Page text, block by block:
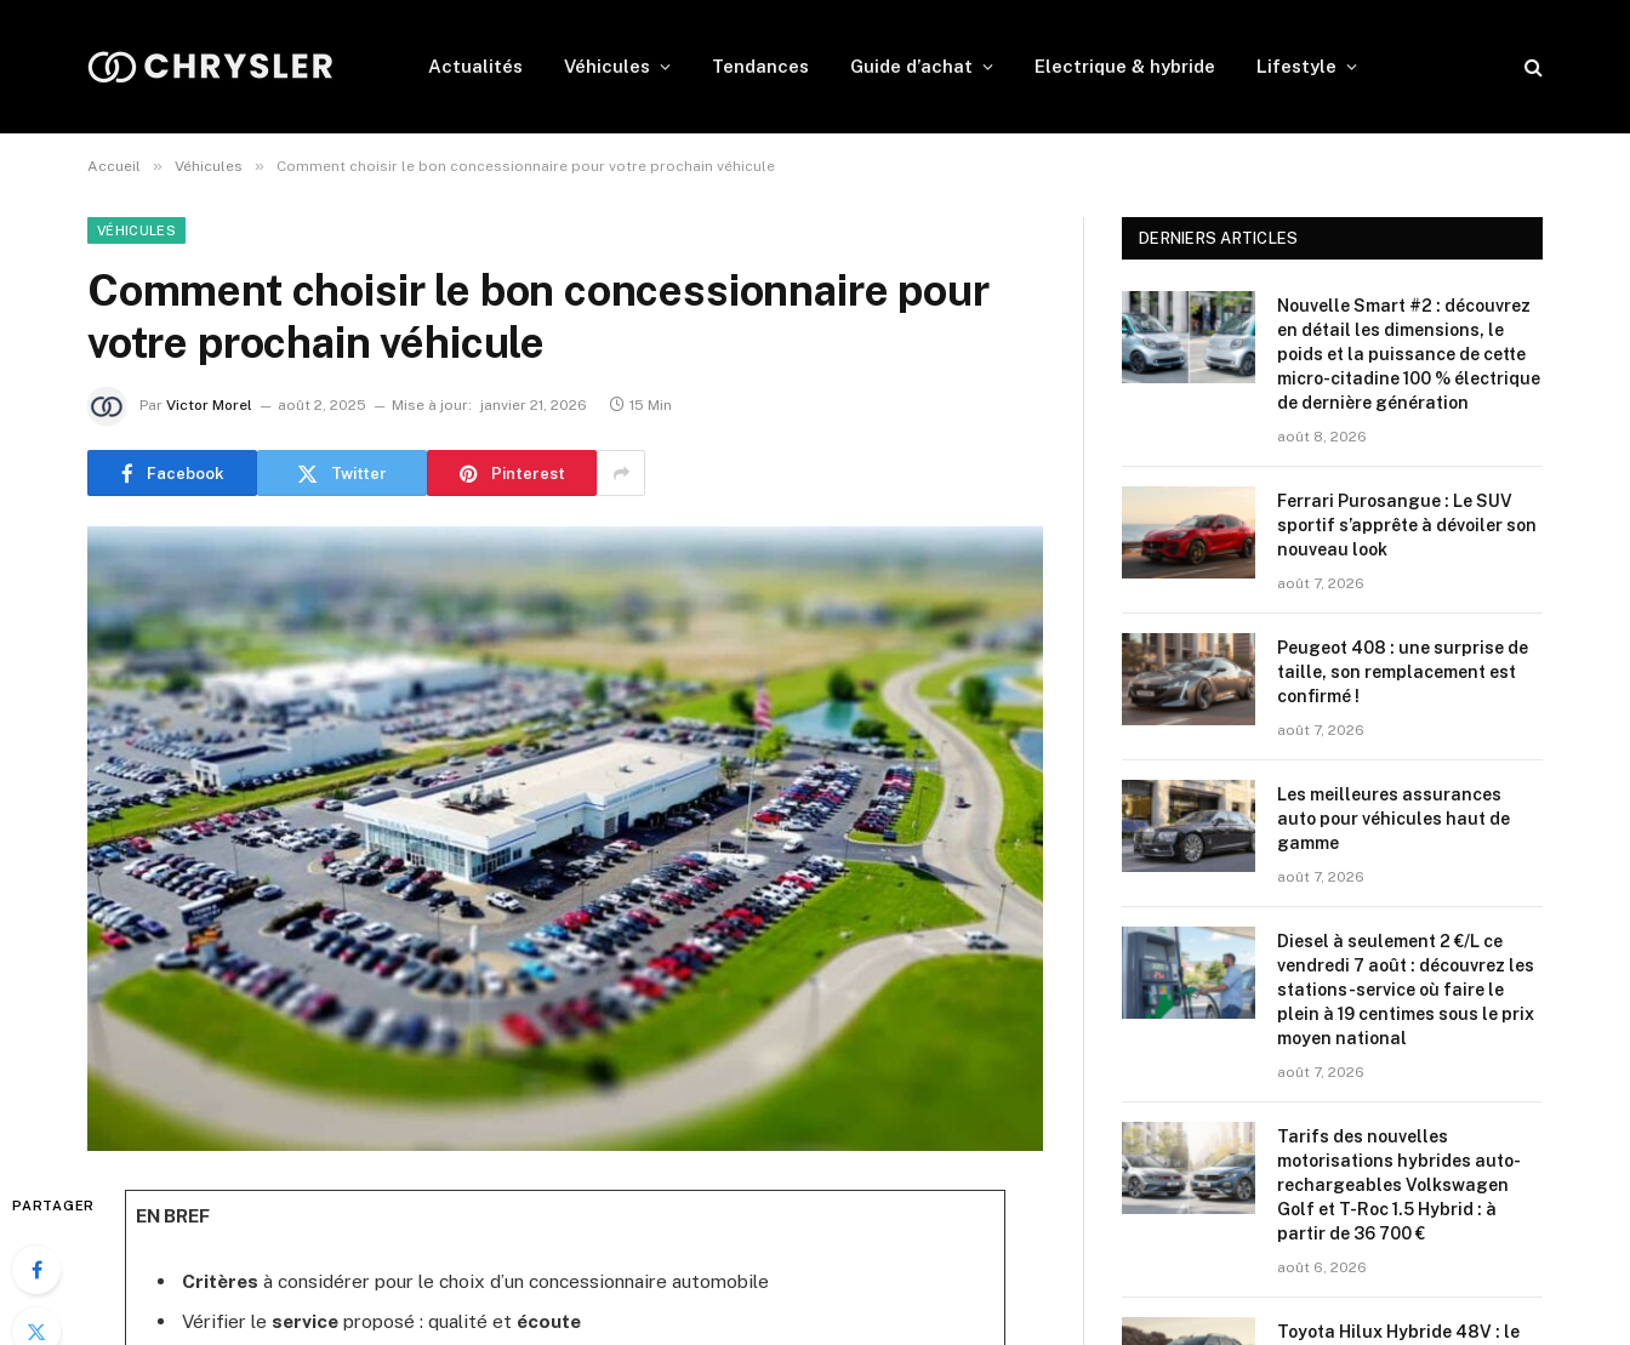
Actualités Véhicules Tendances Guide d’achat Electrique & hybride Lifestyle
Accueil » Véhicules » Comment choisir le bon concessionnaire pour votre prochain véhicule
VÉHICULES
Comment choisir le bon concessionnaire pour
votre prochain véhicule
Par Victor Morel août 2, 2025 Mise à jour: janvier 21, 2026 15 Min
Facebook Twitter Pinterest
PARTAGER EN BREF
Critères à considérer pour le choix d’un concessionnaire automobile
Vérifier le serviceproposé : qualité et écoute
DERNIERS ARTICLES
Nouvelle Smart #2 : découvrez
en détail les dimensions, le
poids et la puissance de cette
micro-citadine 100 % électrique
de dernière génération
août 8, 2026
Ferrari Purosangue : Le SUV
sportif s’apprête à dévoiler son
nouveau look
août 7, 2026
Peugeot 408 : une surprise de
taille, son remplacement est
confirmé !
août 7, 2026
Les meilleures assurances
auto pour véhicules haut de
gamme
août 7, 2026
Diesel à seulement 2 €/L ce
vendredi 7 août : découvrez les
stations-service où faire le
plein à 19 centimes sous le prix
moyen national
août 7, 2026
Tarifs des nouvelles
motorisations hybrides auto-
rechargeables Volkswagen
Golf et T-Roc 1.5 Hybrid : à
partir de 36 700 €
août 6, 2026
Toyota Hilux Hybride 48V : le